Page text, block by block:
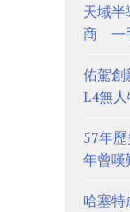
天域
商 一
佑駕
L4無
57年
年曾嘆
哈塞